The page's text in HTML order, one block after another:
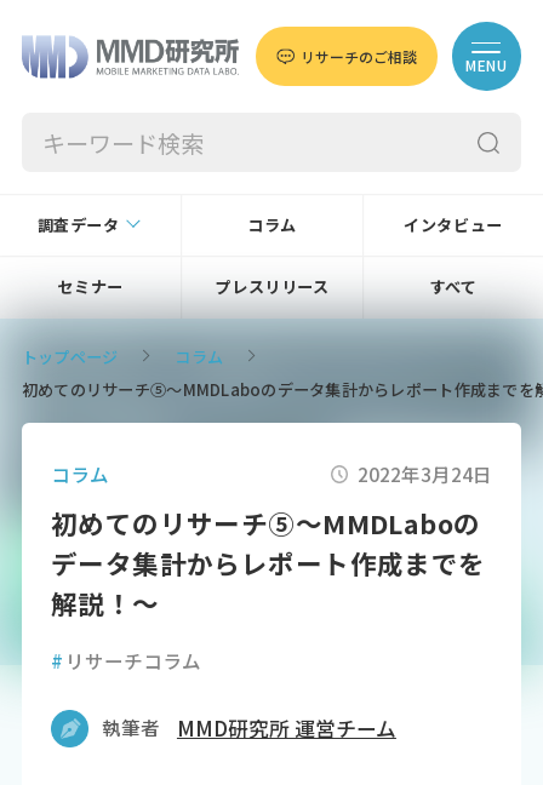
リサーチのご相談 MENU
調査データ コラム インタビュー
セミナー プレスリリース すべて
トップページ
コラム
初めてのリサーチ⑤～MMDLaboのデータ集計からレポート作成までを
コラム 2022年3月24日
初めてのリサーチ⑤～MMDLaboの
データ集計からレポート作成までを
解説！～
# リサーチコラム
執筆者 MMD研究所 運営チーム